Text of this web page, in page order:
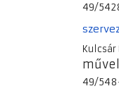
49/
Kulcsár
49/